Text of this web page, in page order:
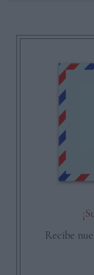
Recibe